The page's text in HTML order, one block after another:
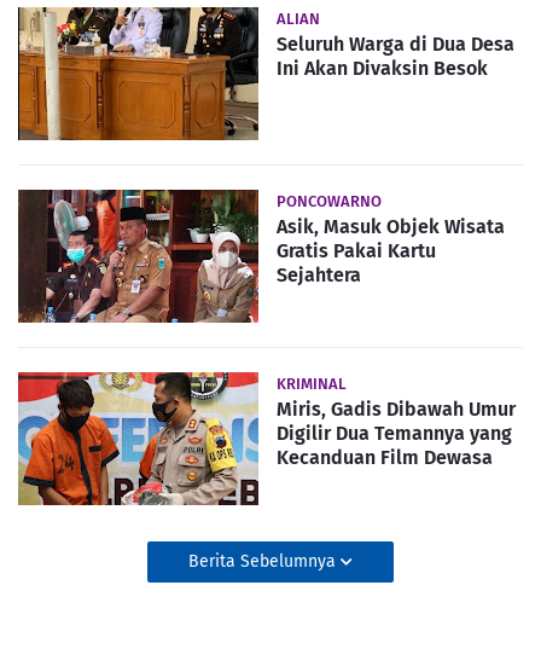
ALIAN
Seluruh Warga di Dua Desa
Ini Akan Divaksin Besok
PONCOWARNO
Asik, Masuk Objek Wisata
Gratis Pakai Kartu
Sejahtera
KRIMINAL
Miris, Gadis Dibawah Umur
Digilir Dua Temannya yang
Kecanduan Film Dewasa
Berita Sebelumnya